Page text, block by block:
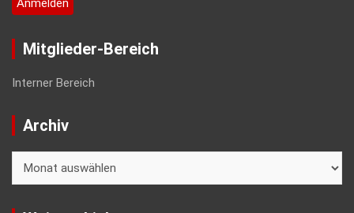
Mitglieder-Bereich
Interner Bereich
Archiv